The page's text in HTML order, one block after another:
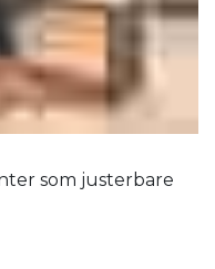
som justerbare